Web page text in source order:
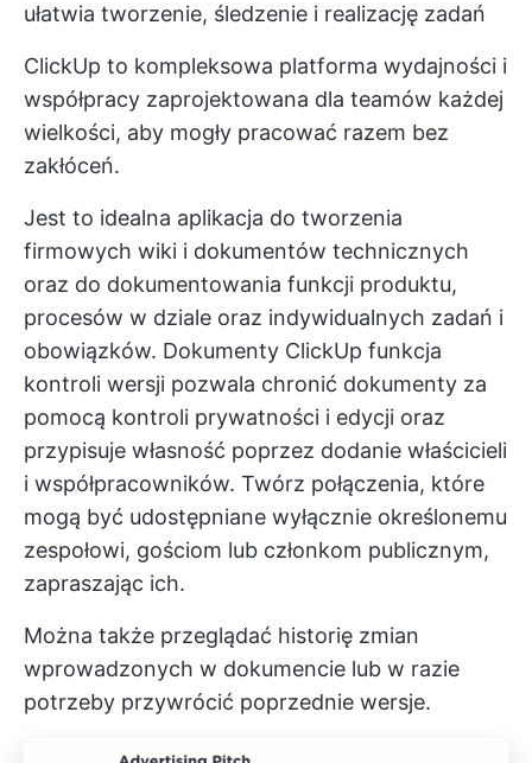
ułatwia tworzenie, śledzenie i realizację zadań
ClickUp to kompleksowa platforma wydajności i
współpracy zaprojektowana dla teamów każdej
wielkości, aby mogły pracować razem bez
zakłóceń.
Jest to idealna aplikacja do tworzenia
firmowych wiki i dokumentów technicznych
oraz do dokumentowania funkcji produktu,
procesów w dziale oraz indywidualnych zadań i
obowiązków. Dokumenty ClickUp funkcja
kontroli wersji pozwala chronić dokumenty za
pomocą kontroli prywatności i edycji oraz
przypisuje własność poprzez dodanie właścicieli
i współpracowników. Twórz połączenia, które
mogą być udostępniane wyłącznie określonemu
zespołowi, gościom lub członkom publicznym,
zapraszając ich.
Można także przeglądać historię zmian
wprowadzonych w dokumencie lub w razie
potrzeby przywrócić poprzednie wersje.